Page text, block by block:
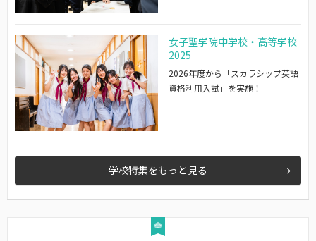
女子聖学院中学校・高等学校
2025
2026年度から「スカラシップ英語
資格利用入試」を実施！
学校特集をもっと見る